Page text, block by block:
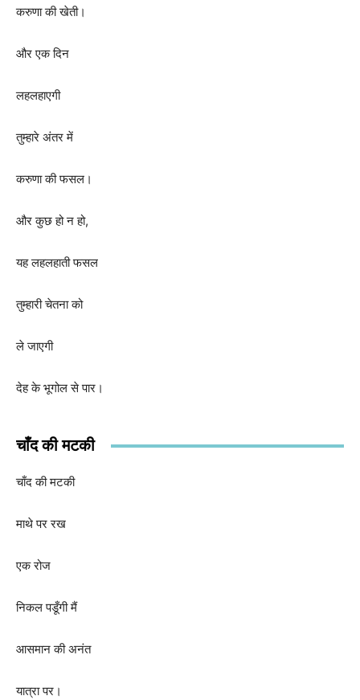
करुणा की खेती।
और एक दिन
लहलहाएगी
तुम्हारे अंतर में
करुणा की फसल।
और कुछ हो न हो,
यह लहलहाती फसल
तुम्हारी चेतना को
ले जाएगी
देह के भूगोल से पार।
चाँद की मटकी
चाँद की मटकी
माथे पर रख
एक रोज
निकल पडूँगी मैं
आसमान की अनंत
यात्रा पर।